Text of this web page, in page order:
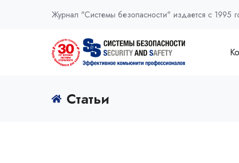
Журнал "Системы безопасности" издается с 1995
Статьи